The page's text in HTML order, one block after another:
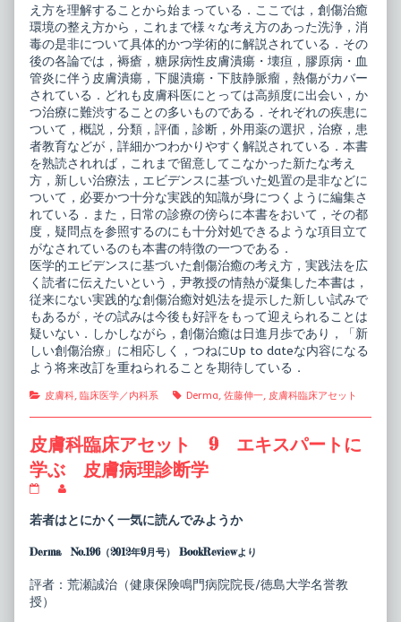
瘍,
え方を理解することから始まっている．ここでは，創傷治癒
環境の整え方から，これまで様々な考え方のあった洗浄，消
毒の是非について具体的かつ学術的に解説されている．その
後の各論では，褥瘡，糖尿病性皮膚潰瘍・壊疸，膠原病・血
管炎に伴う皮膚潰瘍，下腿潰瘍・下肢静脈瘤，熱傷がカバー
されている．どれも皮膚科医にとっては高頻度に出会い，か
つ治療に難渋することの多いものである．それぞれの疾患に
ついて，概説，分類，評価，診断，外用薬の選択，治療，患
者教育などが，詳細かつわかりやすく解説されている．本書
を熟読されれば，これまで留意してこなかった新たな考え
方，新しい治療法，エビデンスに基づいた処置の是非などに
ついて，必要かつ十分な実践的知識が身につくように編集さ
れている．また，日常の診療の傍らに本書をおいて，その都
度，疑問点を参照するのにも十分対処できるような項目立て
がなされているのも本書の特徴の一つである．
医学的エビデンスに基づいた創傷治癒の考え方，実践法を広
く読者に伝えたいという，尹教授の情熱が凝集した本書は，
従来にない実践的な創傷治癒対処法を提示した新しい試みで
もあるが，その試みは今後も好評をもって迎えられることは
疑いない．しかしながら，創傷治癒は日進月歩であり，「新
しい創傷治療」に相応しく，つねにUp to dateな内容になる
よう将来改訂を重ねられることを期待している．
Categories
皮膚科, 臨床医学／内科系 Tags
Derma, 佐藤伸一, 皮膚科臨床アセット
皮膚科臨床アセット 9 エキスパートに
学ぶ 皮膚病理診断学
科
臨
ア
ッ
ト
9
posts
by
author
皮
若者はとにかく一気に読んでみようか
Derma No.196（2012年9月号） BookReviewより
評者：荒瀬誠治（健康保険鳴門病院院長/徳島大学名誉教
授）